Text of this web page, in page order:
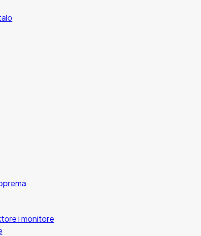
i monitore